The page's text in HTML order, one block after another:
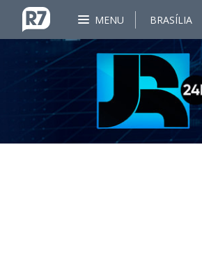
MENU BRASÍLIA